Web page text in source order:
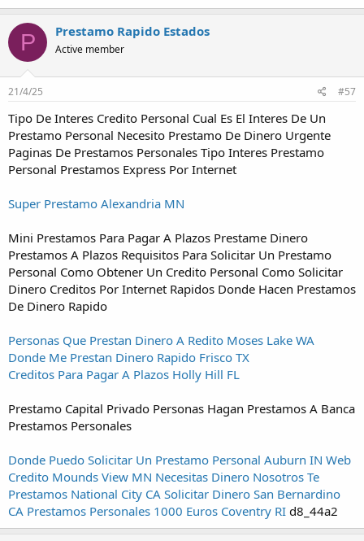
P Prestamo Rapido Estados
Active member
21/4/25 #57
Tipo De Interes Credito Personal Cual Es El Interes De Un
Prestamo Personal Necesito Prestamo De Dinero Urgente
Paginas De Prestamos Personales Tipo Interes Prestamo
Personal Prestamos Express Por Internet
Super Prestamo Alexandria MN
Mini Prestamos Para Pagar A Plazos Prestame Dinero
Prestamos A Plazos Requisitos Para Solicitar Un Prestamo
Personal Como Obtener Un Credito Personal Como Solicitar
Dinero Creditos Por Internet Rapidos Donde Hacen Prestamos
De Dinero Rapido
Personas Que Prestan Dinero A Redito Moses Lake WA
Donde Me Prestan Dinero Rapido Frisco TX
Creditos Para Pagar A Plazos Holly Hill FL
Prestamo Capital Privado Personas Hagan Prestamos A Banca
Prestamos Personales
Donde Puedo Solicitar Un Prestamo Personal Auburn IN Web
Credito Mounds View MN Necesitas Dinero Nosotros Te
Prestamos National City CA Solicitar Dinero San Bernardino
CA Prestamos Personales 1000 Euros Coventry RI d8_44a2